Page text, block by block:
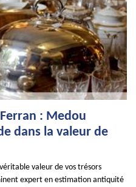
: Medou
dans la valeur de
valeur de vos trésors
expert en estimation antiquité